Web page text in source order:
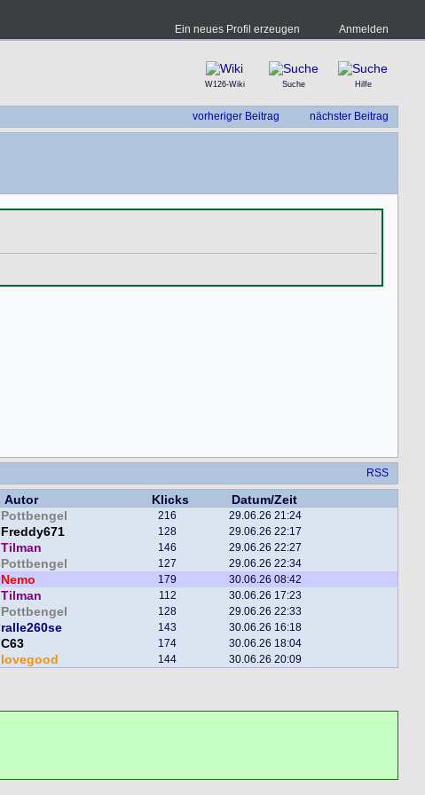
Ein neues Profil erzeugen Anmelden
W126-Wiki Suche Hilfe
vorheriger Beitrag nächster Beitrag
RSS
Autor Klicks
Datum/Zeit
Pottbengel 216 29.06.26 21:24
Freddy671 128 29.06.26 22:17
Tilman 146 29.06.26 22:27
Pottbengel 127 29.06.26 22:34
Nemo 179 30.06.26 08:42
Tilman 112 30.06.26 17:23
Pottbengel 128 29.06.26 22:33
ralle260se 143 30.06.26 16:18
C63 174 30.06.26 18:04
lovegood 144 30.06.26 20:09